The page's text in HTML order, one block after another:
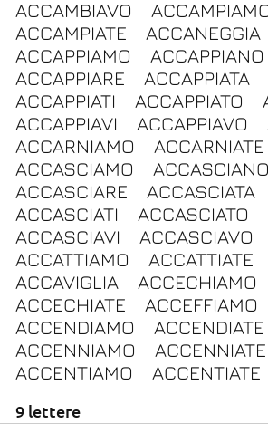
ACCAMBIAVO
ACCAMPIATE
ACCANEGGIA
ACCAPPIAMO
ACCAPPIANO
ACCAPPIARE
ACCAPPIATA
ACCAPPIATI
ACCAPPIATO
ACCAPPIAVI
ACCAPPIAVO
ACCARNIAMO
ACCARNIATE
ACCASCIAMO
ACCASCIANO
ACCASCIARE
ACCASCIATA
ACCASCIATI
ACCASCIATO
ACCASCIAVI
ACCASCIAVO
ACCATTIAMO
ACCATTIATE
ACCAVIGLIA
ACCECHIAMO
ACCECHIATE
ACCEFFIAMO
ACCENDIAMO
ACCENDIATE
ACCENNIAMO
ACCENNIATE
ACCENTIAMO
ACCENTIATE
9 lettere